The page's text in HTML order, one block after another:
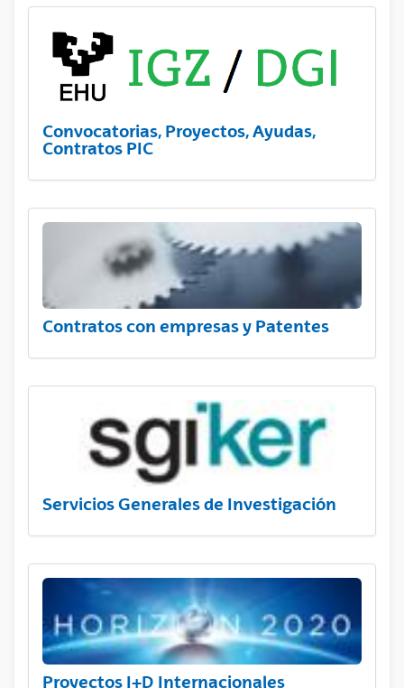
Convocatorias, Proyectos, Ayudas,
Contratos PIC
Contratos con empresas y Patentes
Servicios Generales de Investigación
Proyectos I+D Internacionales